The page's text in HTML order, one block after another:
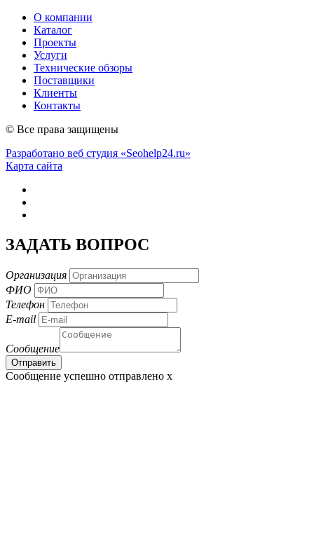
О компании
Каталог
Проекты
Услуги
Технические обзоры
Поставщики
Клиенты
Контакты
© Все права защищены
Разработано веб студия «Seohelp24.ru»
Карта сайта
ЗАДАТЬ ВОПРОС
Организация
ФИО
Телефон
E-mail
Сообщение
Сообщение успешно отправлено x